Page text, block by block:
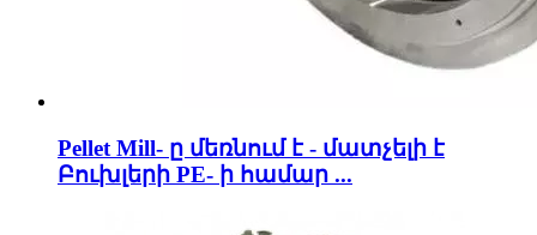
Pellet Mill- ը մեռնում է - մատչելի է
Բուխլերի PE- ի համար ...